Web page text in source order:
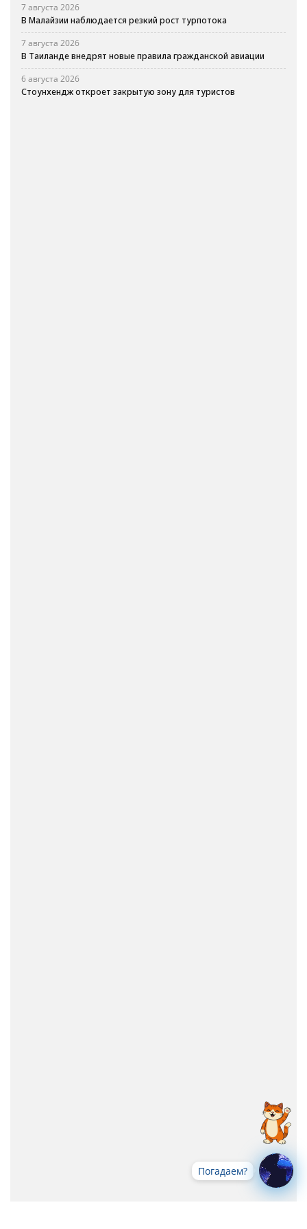
7 августа 2026
В Малайзии наблюдается резкий рост турпотока
7 августа 2026
В Таиланде внедрят новые правила гражданской авиации
6 августа 2026
Стоунхендж откроет закрытую зону для туристов
Погадаем?